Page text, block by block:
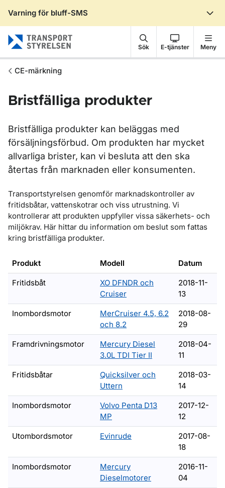
Varning för bluff-SMS
Sök E-tjänster Meny
CE-märkning
Bristfälliga produkter
Bristfälliga produkter kan beläggas med
försäljningsförbud. Om produkten har mycket
allvarliga brister, kan vi besluta att den ska
återtas från marknaden eller konsumenten.
Transportstyrelsen genomför marknadskontroller av
fritidsbåtar, vattenskotrar och viss utrustning. Vi
kontrollerar att produkten uppfyller vissa säkerhets- och
miljökrav. Här hittar du information om beslut som fattas
kring bristfälliga produkter.
Produkt Modell Datum
Fritidsbåt
XO DFNDR och
Cruiser
2018-11-
13
Inombordsmotor
MerCruiser 4.5, 6.2
och 8.2
2018-08-
29
Framdrivningsmotor
Mercury Diesel
3.0L TDI Tier II
2018-04-
11
Fritidsbåtar
Quicksilver och
Uttern
2018-03-
14
Inombordsmotor
Volvo Penta D13
MP
2017-12-
12
Utombordsmotor Evinrude
2017-08-
18
Inombordsmotor
Mercury
Dieselmotorer
2016-11-
04